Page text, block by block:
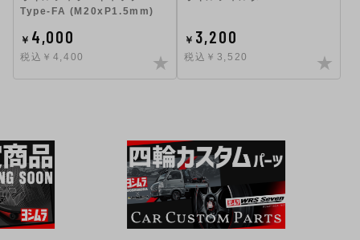
Type-FA (M20xP1.5mm)
￥ 4,000
税込￥4,400
￥ 3,200
税込￥3,520